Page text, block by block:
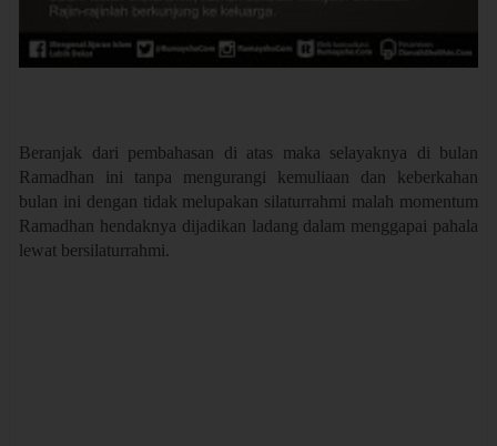
Beranjak dari pembahasan di atas maka selayaknya di bulan
Ramadhan ini tanpa mengurangi kemuliaan dan keberkahan
bulan ini dengan tidak melupakan silaturrahmi malah momentum
Ramadhan hendaknya dijadikan ladang dalam menggapai pahala
lewat bersilaturrahmi.